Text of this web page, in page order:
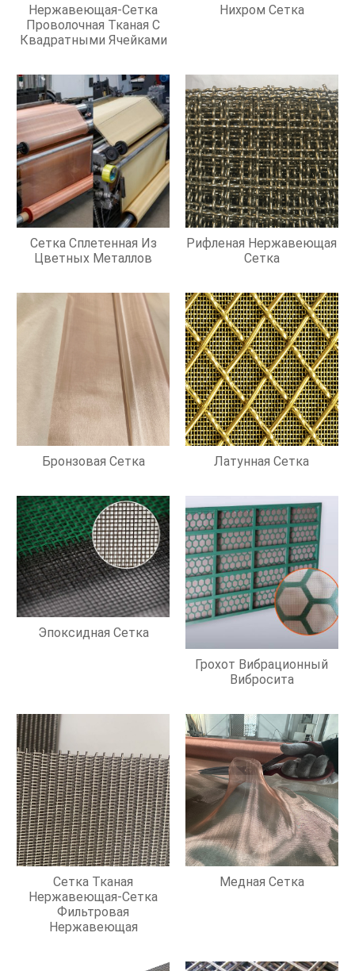
Нержавеющая-Сетка
Проволочная Тканая С
Квадратными Ячейками
Нихром Сетка
Сетка Сплетенная Из
Цветных Металлов
Рифленая Нержавеющая
Сетка
Бронзовая Сетка Латунная Сетка
Эпоксидная Сетка
Грохот Вибрационный
Вибросита
Сетка Тканая
Нержавеющая-Сетка
Фильтровая
Нержавеющая
Медная Сетка